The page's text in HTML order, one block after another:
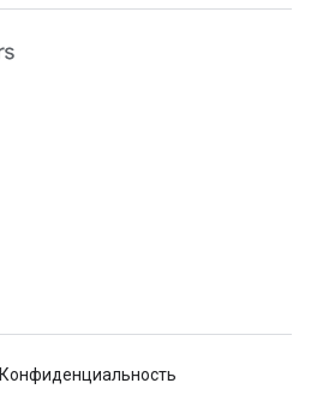
Конфиденциальность